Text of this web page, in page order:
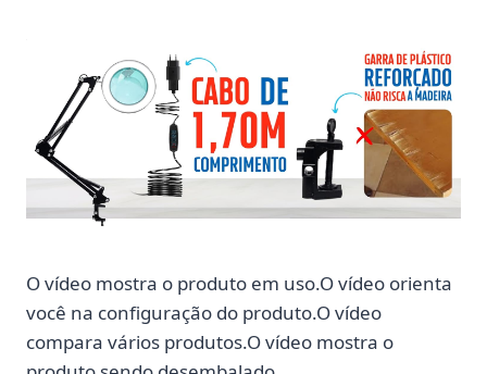
O vídeo mostra o produto em uso.O vídeo orienta
você na configuração do produto.O vídeo
compara vários produtos.O vídeo mostra o